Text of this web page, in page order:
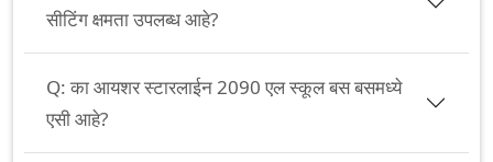
सीटिंग क्षमता उपलब्ध आहे?
Q: का आयशर स्टारलाईन 2090 एल स्कूल बस बसमध्ये
एसी आहे?